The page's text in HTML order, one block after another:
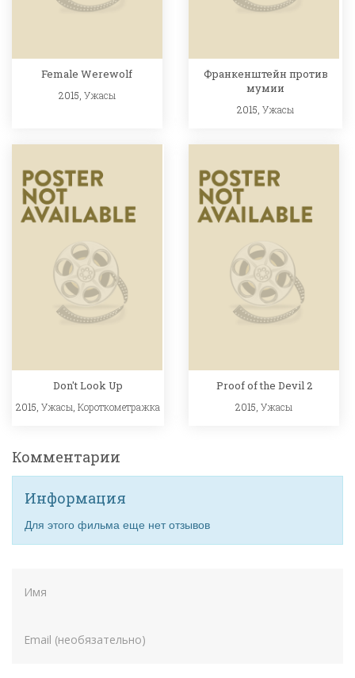
Female Werewolf
2015, Ужасы
Франкенштейн против
мумии
2015,Ужасы
Don't Look Up
2015, Ужасы Короткометражка
Proof of the Devil 2
2015,Ужасы
Комментарии
Информация
Для этого фильма еще нет отзывов